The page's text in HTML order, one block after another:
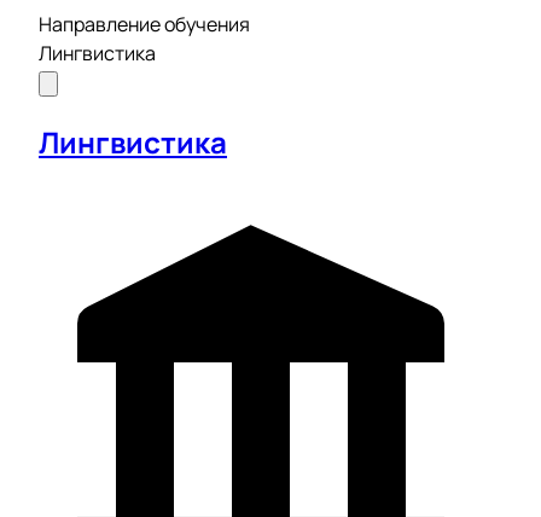
Направление обучения
Лингвистика
Лингвистика